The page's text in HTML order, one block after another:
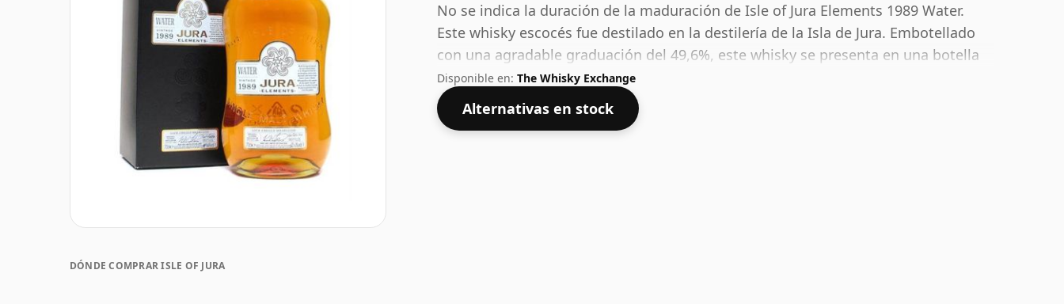
No se indica la duración de la maduración de Isle of Jura Elements 1989 Water.
Este whisky escocés fue destilado en la destilería de la Isla de Jura. Embotellado
con una agradable graduación del 49,6%, este whisky se presenta en una botella
de 70 cl.
Disponible en: The Whisky Exchange
Alternativas en stock
DÓNDE COMPRAR ISLE OF JURA